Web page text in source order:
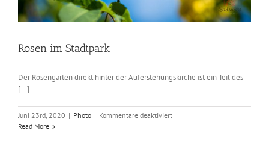
Rosen im Stadtpark
Der Rosengarten direkt hinter der Auferstehungskirche ist ein Teil des
[...]
Juni 23rd, 2020 | Photo | Kommentare deaktiviertfür
im
Read More